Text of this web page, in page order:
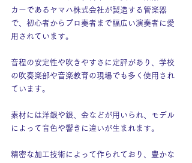
カーであるヤマハ株式会社が製造する管楽器
で、初心者からプロ奏者まで幅広い演奏者に愛
用されています。
音程の安定性や吹きやすさに定評があり、学校
の吹奏楽部や音楽教育の現場でも多く使用され
ています。
素材には洋銀や銀、金などが用いられ、モデル
によって音色や響きに違いが生まれます。
精密な加工技術によって作られており、豊かな